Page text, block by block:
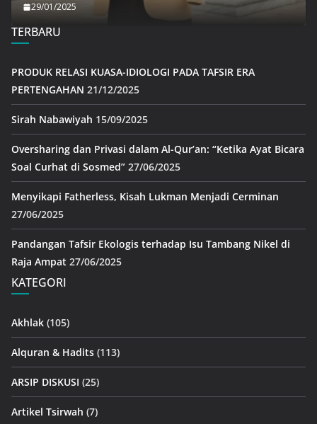
29/01/2025
TERBARU
PRODUK RELASI KUASA-IDIOLOGI PADA TAFSIR ERA
PERTENGAHAN 21/12/2025
Sirah Nabawiyah 15/09/2025
Oversharing dan Privasi dalam Al-Qur’an: “Ketika Ayat Bicara
Soal Curhat di Sosmed” 27/06/2025
Menyikapi Fatherless, Kisah Lukman Menjadi Cerminan
27/06/2025
Pandangan Tafsir Ekologis terhadap Isu Tambang Nikel di
Raja Ampat 27/06/2025
KATEGORI
Akhlak (105)
Alquran & Hadits (113)
ARSIP DISKUSI (25)
Artikel Tsirwah (7)